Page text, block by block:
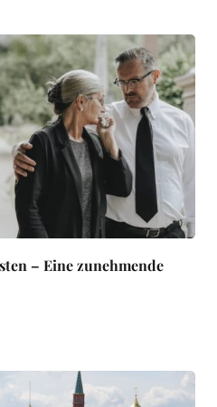
– Eine zunehmende